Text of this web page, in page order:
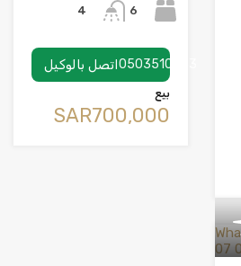
6
4
اتصل بالوكيل0503510953
بيع
‪SAR700,000